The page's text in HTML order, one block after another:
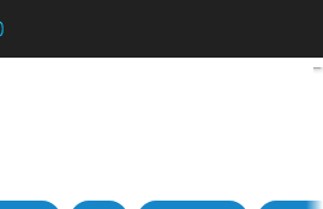
Unbundling, gli Olo: